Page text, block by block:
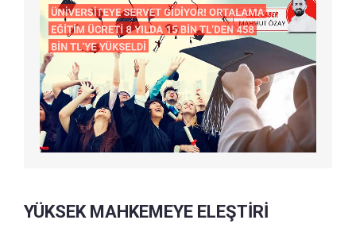
YÜKSEK MAHKEMEYE ELEŞTİRİ